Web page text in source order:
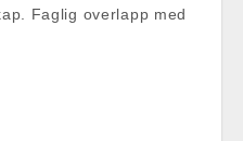
Faglig overlapp med